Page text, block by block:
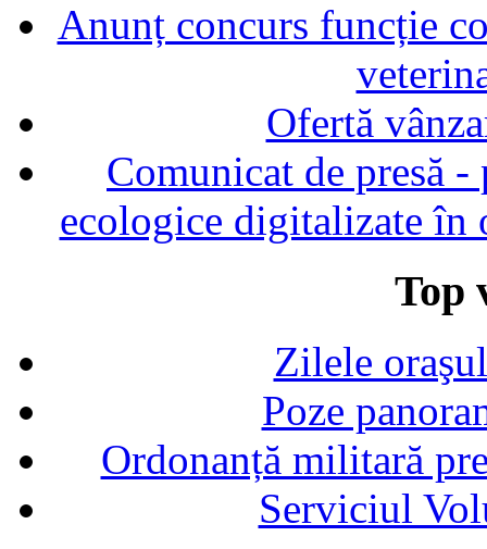
Anunț concurs funcție
Ofertă
Comunicat de presă
ecologice digitalizate în
Top
Zilele
Poze
Ordonanță militară
Serviciul